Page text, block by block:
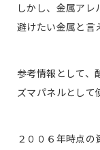
しかし、金属ア
避けたい金属と言
参考情報として、
ズマパネルとして
２００６年時点の